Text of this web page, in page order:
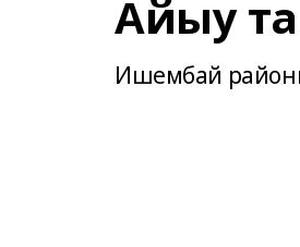
Айыу
Ишембай